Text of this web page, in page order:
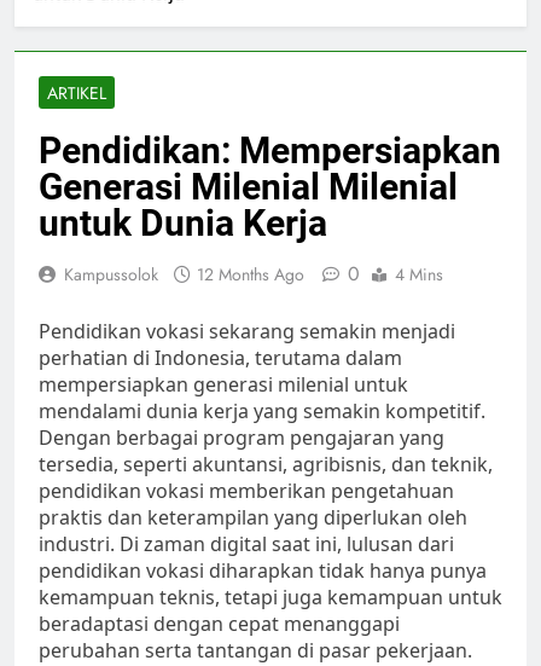
ARTIKEL
Pendidikan: Mempersiapkan
Generasi Milenial Milenial
untuk Dunia Kerja
Kampussolok 12 Months Ago 0 4 Mins
Pendidikan vokasi sekarang semakin menjadi
perhatian di Indonesia, terutama dalam
mempersiapkan generasi milenial untuk
mendalami dunia kerja yang semakin kompetitif.
Dengan berbagai program pengajaran yang
tersedia, seperti akuntansi, agribisnis, dan teknik,
pendidikan vokasi memberikan pengetahuan
praktis dan keterampilan yang diperlukan oleh
industri. Di zaman digital saat ini, lulusan dari
pendidikan vokasi diharapkan tidak hanya punya
kemampuan teknis, tetapi juga kemampuan untuk
beradaptasi dengan cepat menanggapi
perubahan serta tantangan di pasar pekerjaan.